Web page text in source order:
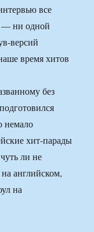
все
— ни одной
версий
время хитов
без
немало
хит-парады
ли не
английском,
на